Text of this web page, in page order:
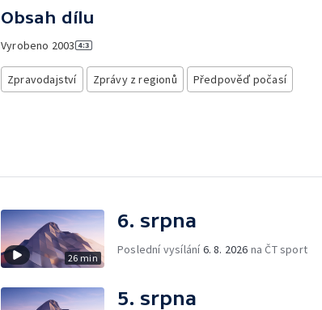
Obsah dílu
Vyrobeno 2003
Zpravodajství Zprávy z regionů Předpověď počasí
26 min
6. srpna
Poslední vysílání6. 8. 2026 na ČT sport
5. srpna